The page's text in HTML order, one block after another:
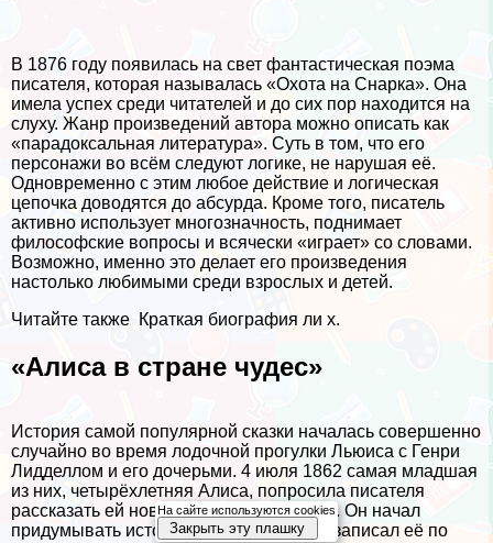
В 1876 году появилась на свет фантастическая поэма
писателя, которая называлась «Охота на Снарка». Она
имела успех среди читателей и до сих пор находится на
слуху. Жанр произведений автора можно описать как
«парадоксальная литература». Суть в том, что его
персонажи во всём следуют логике, не нарушая её.
Одновременно с этим любое действие и логическая
цепочка доводятся до абсурда. Кроме того, писатель
активно использует многозначность, поднимает
философские вопросы и всячески «играет» со словами.
Возможно, именно это делает его произведения
настолько любимыми среди взрослых и детей.
Читайте также Краткая биография ли х.
«Алиса в стране чудес»
История самой популярной сказки началась совершенно
случайно во время лодочной прогулки Льюиса с Генри
Лидделлом и его дочерьми. 4 июля 1862 самая младшая
из них, четырёхлетняя Алиса, попросила писателя
рассказать ей новую интересную сказку. Он начал
придумывать историю на ходу, а затем записал её по
На сайте используются cookies
Закрыть эту плашку